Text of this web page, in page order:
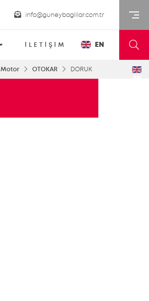
info@guneybaglilar.com.tr
İLETİŞİM EN
Motor OTOKAR DORUK